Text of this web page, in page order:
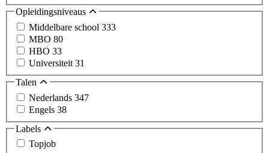
Opleidingsniveaus
Middelbare school 333
MBO 80
HBO 33
Universiteit 31
Talen
Nederlands 347
Engels 38
Labels
Topjob